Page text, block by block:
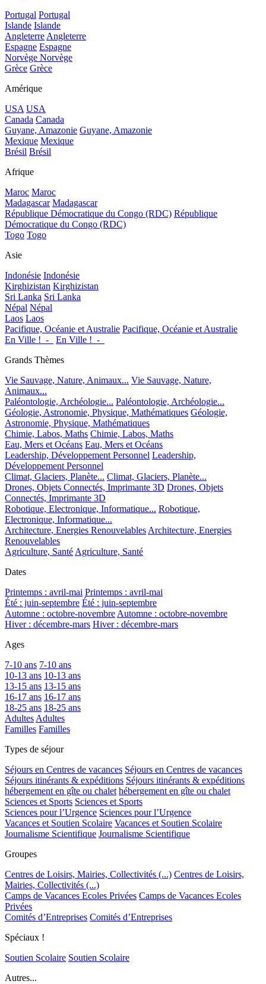
Portugal Portugal
Islande Islande
Angleterre Angleterre
Espagne Espagne
Norvège Norvège
Grèce Grèce
Amérique
USA USA
Canada Canada
Guyane, Amazonie Guyane, Amazonie
Mexique Mexique
Brésil Brésil
Afrique
Maroc Maroc
Madagascar Madagascar
République Démocratique du Congo (RDC) République
Démocratique du Congo (RDC)
Togo Togo
Asie
Indonésie Indonésie
Kirghizistan Kirghizistan
Sri Lanka Sri Lanka
Népal Népal
Laos Laos
Pacifique, Océanie et Australie Pacifique, Océanie et Australie
En Ville !_-_
En Ville !_-_
Grands Thèmes
Vie Sauvage, Nature, Animaux... Vie Sauvage, Nature,
Animaux...
Paléontologie, Archéologie... Paléontologie, Archéologie...
Géologie, Astronomie, Physique, Mathématiques Géologie,
Astronomie, Physique, Mathématiques
Chimie, Labos, Maths Chimie, Labos, Maths
Eau, Mers et Océans Eau, Mers et Océans
Leadership, Développement Personnel Leadership,
Développement Personnel
Climat, Glaciers, Planète... Climat, Glaciers, Planète...
Drones, Objets Connectés, Imprimante 3D Drones, Objets
Connectés, Imprimante 3D
Robotique, Electronique, Informatique... Robotique,
Electronique, Informatique...
Architecture, Energies Renouvelables Architecture, Energies
Renouvelables
Agriculture, Santé Agriculture, Santé
Dates
Printemps : avril-mai Printemps : avril-mai
Été : juin-septembre Été : juin-septembre
Automne : octobre-novembre Automne : octobre-novembre
Hiver : décembre-mars Hiver : décembre-mars
Ages
7-10 ans 7-10 ans
10-13 ans 10-13 ans
13-15 ans 13-15 ans
16-17 ans 16-17 ans
18-25 ans 18-25 ans
Adultes Adultes
Familles Familles
Types de séjour
Séjours en Centres de vacances Séjours en Centres de vacances
Séjours itinérants & expéditions Séjours itinérants & expéditions
hébergement en gîte ou chalet hébergement en gîte ou chalet
Sciences et Sports Sciences et Sports
Sciences pour l’Urgence Sciences pour l’Urgence
Vacances et Soutien Scolaire Vacances et Soutien Scolaire
Journalisme Scientifique Journalisme Scientifique
Groupes
Centres de Loisirs, Mairies, Collectivités (...) Centres de Loisirs,
Mairies, Collectivités (...)
Camps de Vacances Ecoles Privées Camps de Vacances Ecoles
Privées
Comités d’Entreprises Comités d’Entreprises
Spéciaux !
Soutien Scolaire Soutien Scolaire
Autres...